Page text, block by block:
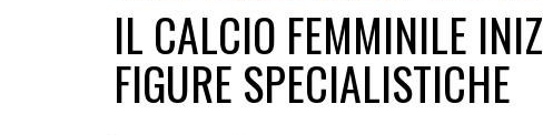
IL CALCIO FEMMINILE
FIGURE SPECIALISTICHE